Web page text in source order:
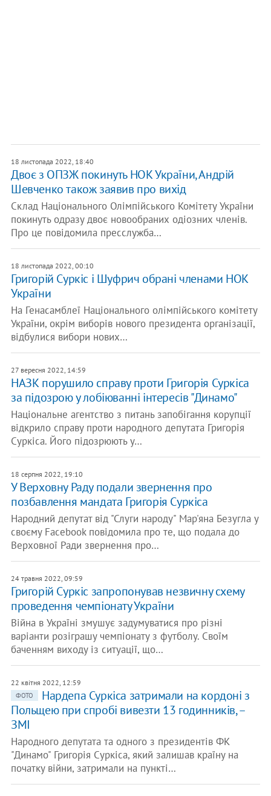
18 листопада 2022, 18:40
Двоє з ОПЗЖ покинуть НОК України, Андрій
Шевченко також заявив про вихід
Склад Національного Олімпійського Комітету України
покинуть одразу двоє новообраних одіозних членів.
Про це повідомила пресслужба…
18 листопада 2022, 00:10
Григорій Суркіс і Шуфрич обрані членами НОК
України
На Генасамблеї Національного олімпійського комітету
України, окрім виборів нового президента організації,
відбулися вибори нових…
27 вересня 2022, 14:59
НАЗК порушило справу проти Григорія Суркіса
за підозрою у лобіюванні інтересів "Динамо"
Національне агентство з питань запобігання корупції
відкрило справу проти народного депутата Григорія
Суркіса. Його підозрюють у…
18 серпня 2022, 19:10
У Верховну Раду подали звернення про
позбавлення мандата Григорія Суркіса
Народний депутат від "Слуги народу" Мар'яна Безугла у
своєму Facebook повідомила про те, що подала до
Верховної Ради звернення про…
24 травня 2022, 09:59
Григорій Суркіс запропонував незвичну схему
проведення чемпіонату України
Війна в Україні змушує задумуватися про різні
варіанти розіграшу чемпіонату з футболу. Своїм
баченням виходу із ситуації, що…
22 квітня 2022, 12:59
ФОТО
Нардепа Суркіса затримали на кордоні з
Польщею при спробі вивезти 13 годинників, –
ЗМІ
Народного депутата та одного з президентів ФК
"Динамо" Григорія Суркіса, який залишав країну на
початку війни, затримали на пункті…